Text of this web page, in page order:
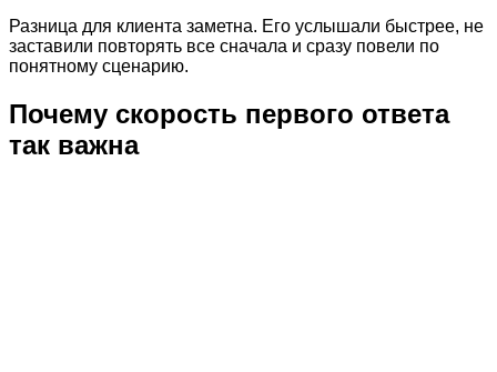
Разница для клиента заметна. Его услышали быстрее, не
заставили повторять все сначала и сразу повели по
понятному сценарию.
Почему скорость первого ответа
так важна